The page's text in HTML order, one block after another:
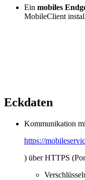
Ein mobiles
MobileClient
Eckdaten
Kommunikation
https://
) über HTTPS